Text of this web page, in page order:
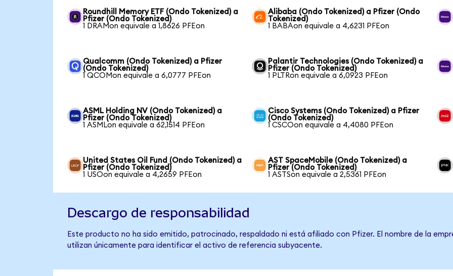
Roundhill Memory ETF (Ondo Tokenized) a
Pfizer (Ondo Tokenized)
1 DRAMon equivale a 1,8626 PFEon
Alibaba (Ondo Tokenized) a Pfizer (Ondo
Tokenized)
1 BABAon equivale a 4,6231 PFEon
Qualcomm (Ondo Tokenized) a Pfizer
(Ondo Tokenized)
1 QCOMon equivale a 6,0777 PFEon
Palantir Technologies (Ondo Tokenized) a
Pfizer (Ondo Tokenized)
1 PLTRon equivale a 6,0923 PFEon
ASML Holding NV (Ondo Tokenized) a
Pfizer (Ondo Tokenized)
1 ASMLon equivale a 62,1514 PFEon
Cisco Systems (Ondo Tokenized) a Pfizer
(Ondo Tokenized)
1 CSCOon equivale a 4,4080 PFEon
United States Oil Fund (Ondo Tokenized) a
Pfizer (Ondo Tokenized)
1 USOon equivale a 4,2659 PFEon
AST SpaceMobile (Ondo Tokenized) a
Pfizer (Ondo Tokenized)
1 ASTSon equivale a 2,5361 PFEon
Descargo de responsabilidad
Este producto no ha sido emitido, patrocinado, respaldado ni está afiliado con Pfizer. El nombre de la
utilizan únicamente para identificar el activo de referencia subyacente.